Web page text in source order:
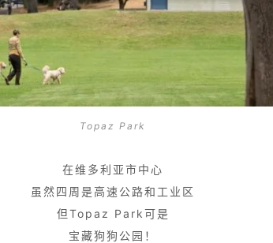
Topaz Park
在维多利亚市中心
虽然四周是高速公路和工业区
但Topaz Park可是
宝藏狗狗公园！